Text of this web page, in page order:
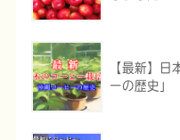
【最新】日
ーの歴史」